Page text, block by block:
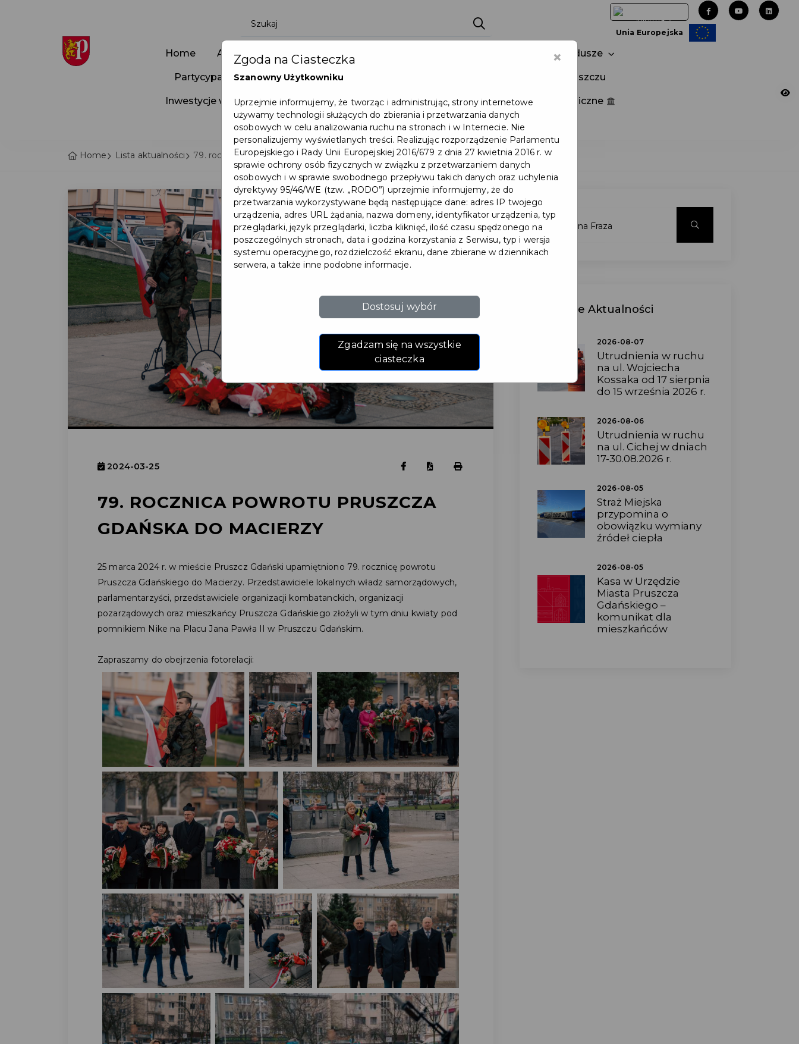
Unia Europejska
Home Aktualności Wydarzenia Fundusze
Partycypacja Społeczna Programy Zainwestuj w Pruszczu
Inwestycje w Pruszczu Mapa Miasta Załatw sprawę Zamówienia publiczne
Ochrona ludności
Home Lista aktualności 79. rocznica powrotu Pruszcza Gdańska do Macierzy
2024-03-25
79. ROCZNICA POWROTU PRUSZCZA
GDAŃSKA DO MACIERZY
25 marca 2024 r. w mieście Pruszcz Gdański upamiętniono 79. rocznicę powrotu
Pruszcza Gdańskiego do Macierzy. Przedstawiciele lokalnych władz samorządowych,
parlamentarzyści, przedstawiciele organizacji kombatanckich, organizacji
pozarządowych oraz mieszkańcy Pruszcza Gdańskiego złożyli w tym dniu kwiaty pod
pomnikiem Nike na Placu Jana Pawła II w Pruszczu Gdańskim.
Zapraszamy do obejrzenia fotorelacji:
Ostatnie Aktualności
2026-08-07
Utrudnienia w ruchu
na ul. Wojciecha
Kossaka od 17 sierpnia
do 15 września 2026 r.
2026-08-06
Utrudnienia w ruchu
na ul. Cichej w dniach
17-30.08.2026 r.
2026-08-05
Straż Miejska
przypomina o
obowiązku wymiany
źródeł ciepła
2026-08-05
Kasa w Urzędzie
Miasta Pruszcza
Gdańskiego –
komunikat dla
mieszkańców
×
Zgoda na Ciasteczka
Szanowny Użytkowniku
Uprzejmie informujemy, że tworząc i administrując, strony internetowe
używamy technologii służących do zbierania i przetwarzania danych
osobowych w celu analizowania ruchu na stronach i w Internecie. Nie
personalizujemy wyświetlanych treści. Realizując rozporządzenie Parlamentu
Europejskiego i Rady Unii Europejskiej 2016/679 z dnia 27 kwietnia 2016 r. w
sprawie ochrony osób fizycznych w związku z przetwarzaniem danych
osobowych i w sprawie swobodnego przepływu takich danych oraz uchylenia
dyrektywy 95/46/WE (tzw. „RODO”) uprzejmie informujemy, że do
przetwarzania wykorzystywane będą następujące dane: adres IP twojego
urządzenia, adres URL żądania, nazwa domeny, identyfikator urządzenia, typ
przeglądarki, język przeglądarki, liczba kliknięć, ilość czasu spędzonego na
poszczególnych stronach, data i godzina korzystania z Serwisu, typ i wersja
systemu operacyjnego, rozdzielczość ekranu, dane zbierane w dziennikach
serwera, a także inne podobne informacje.
Dostosuj wybór
Zgadzam się na wszystkie
ciasteczka